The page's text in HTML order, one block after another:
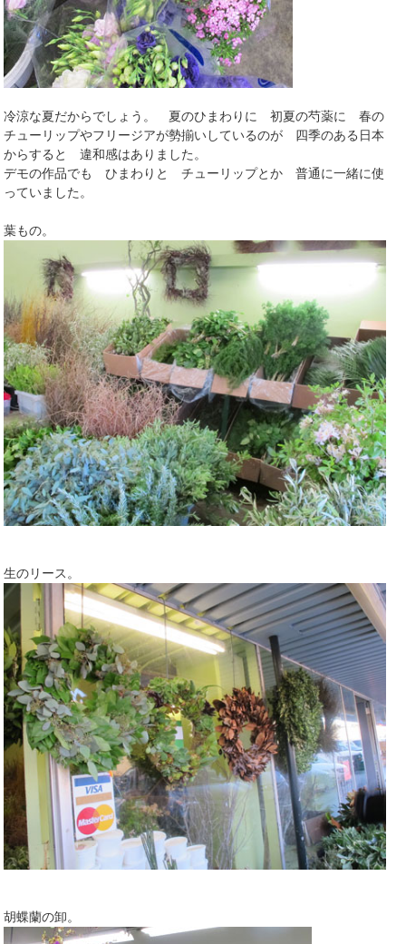
冷涼な夏だからでしょう。 夏のひまわりに 初夏の芍薬に 春の
チューリップやフリージアが勢揃いしているのが 四季のある日本
からすると 違和感はありました。
デモの作品でも ひまわりと チューリップとか 普通に一緒に使
っていました。
葉もの。
生のリース。
胡蝶蘭の卸。